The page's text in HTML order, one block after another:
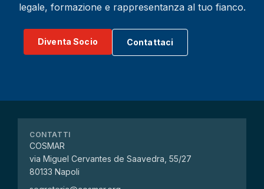
legale, formazione e rappresentanza al tuo fianco.
Diventa Socio Contattaci
CONTATTI
COSMAR
via Miguel Cervantes de Saavedra, 55/27
80133 Napoli